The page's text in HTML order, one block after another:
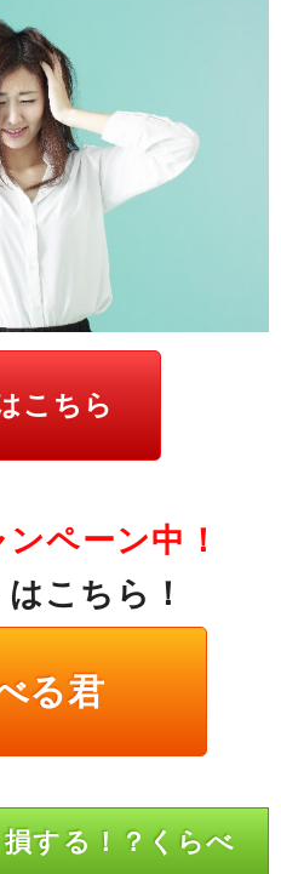
こちら
ペーン中！
こちら！
る君
する！？くらべ